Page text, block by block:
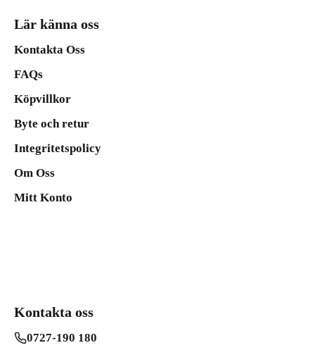
Lär känna oss
Kontakta Oss
FAQs
Köpvillkor
Byte och retur
Integritetspolicy
Om Oss
Mitt Konto
Kontakta oss
0727-190 180